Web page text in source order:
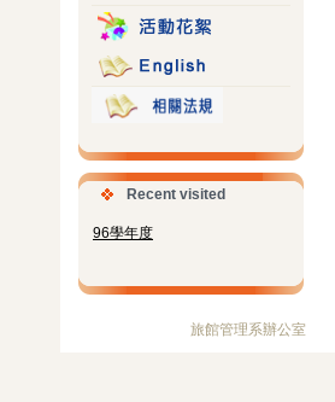
Recent visited
96學年度
旅館管理系辦公室